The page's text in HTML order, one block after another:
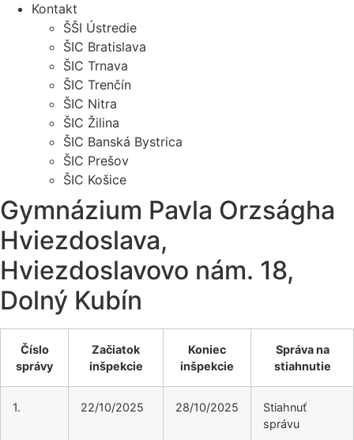
Kontakt
ŠŠI Ústredie
ŠIC Bratislava
ŠIC Trnava
ŠIC Trenčín
ŠIC Nitra
ŠIC Žilina
ŠIC Banská Bystrica
ŠIC Prešov
ŠIC Košice
Gymnázium Pavla Orzságha
Hviezdoslava,
Hviezdoslavovo nám. 18,
Dolný Kubín
Číslo
správy
Začiatok
inšpekcie
Koniec
inšpekcie
Správa na
stiahnutie
1. 22/10/2025 28/10/2025
Stiahnuť
správu